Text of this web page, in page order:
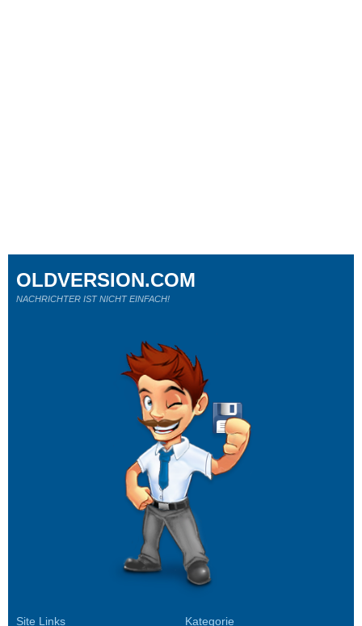
Site Links Kategorie
OLDVERSION.COM
NACHRICHTER IST NICHT EINFACH!